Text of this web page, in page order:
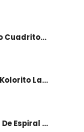
Mi Primer Cuaderno Cuadritos "A" (10Mm) 50 Hojas Norma
Sacapuntas Kores Kolorito Lapiz 1 Orif C/20
Libreta Profesional De Espiral Printaform Arcoiris Pastel 100 H Ry